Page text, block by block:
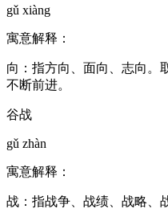
gǔ xiàng
寓意解释：
向：指方向、面向、志向。
不断前进。
谷战
gǔ zhàn
寓意解释：
战：指战争、战绩、战略、